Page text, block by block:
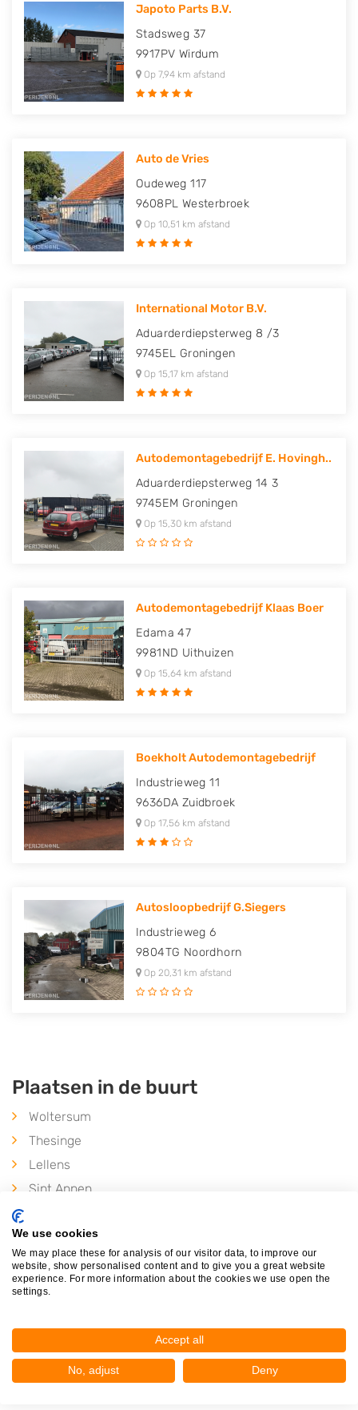
Japoto Parts B.V.
Stadsweg 37
9917PV Wirdum
Op 7,94 km afstand
Auto de Vries
Oudeweg 117
9608PL Westerbroek
Op 10,51 km afstand
International Motor B.V.
Aduarderdiepsterweg 8 /3
9745EL Groningen
Op 15,17 km afstand
Autodemontagebedrijf E. Hovingh..
Aduarderdiepsterweg 14 3
9745EM Groningen
Op 15,30 km afstand
Autodemontagebedrijf Klaas Boer
Edama 47
9981ND Uithuizen
Op 15,64 km afstand
Boekholt Autodemontagebedrijf
Industrieweg 11
9636DA Zuidbroek
Op 17,56 km afstand
Autosloopbedrijf G.Siegers
Industrieweg 6
9804TG Noordhorn
Op 20,31 km afstand
Plaatsen in de buurt
Woltersum
Thesinge
Lellens
Sint Annen
Luddeweer
Garmerwolde
Lageland
Winneweer
Overschild
Garrelsweer
We use cookies
We may place these for analysis of our visitor data, to improve our
website, show personalised content and to give you a great website
experience. For more information about the cookies we use open the
settings.
Accept all
No, adjust Deny